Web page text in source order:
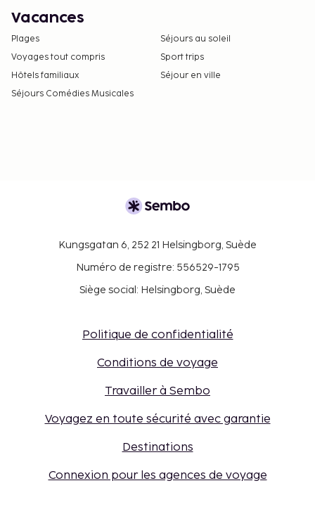
Vacances
Plages
Séjours au soleil
Voyages tout compris
Sport trips
Hôtels familiaux
Séjour en ville
Séjours Comédies Musicales
Kungsgatan 6, 252 21 Helsingborg, Suède
Numéro de registre: 556529-1795
Siège social: Helsingborg, Suède
Politique de confidentialité
Conditions de voyage
Travailler à Sembo
Voyagez en toute sécurité avec garantie
Destinations
Connexion pour les agences de voyage